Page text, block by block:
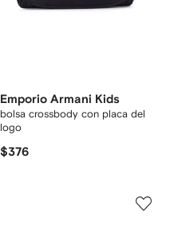
Emporio Armani Kids
bolsa crossbody con placa del
logo
$376